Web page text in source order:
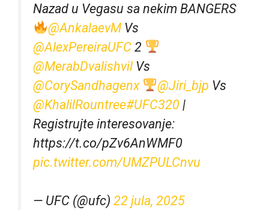
Nazad u Vegasu sa nekim BANGERS
@AnkalaevMVs
@AlexPereiraUFC 2
@MerabDvalishvilVs
@CorySandhagenx
@Jiri_bjp Vs
@KhalilRountree#UFC320 |
Registrujte interesovanje:
https://t.co/pZv6AnWMF0
pic.twitter.com/UMZPULCnvu
— UFC (@ufc) 22 jula, 2025